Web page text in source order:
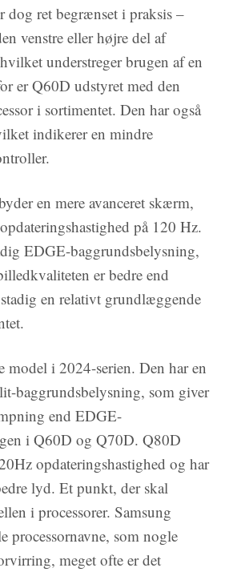
ret begrænset i praksis –
venstre eller højre del af
understreger brugen af en
er Q60D udstyret med den
i sortimentet. Den har også
indikerer en mindre
en mere avanceret skærm,
på 120 Hz.
EDGE-baggrundsbelysning,
er bedre end
en relativt grundlæggende
model i 2024-serien. Den har en
baggrundsbelysning, som giver
end EDGE-
i Q60D og Q70D. Q80D
opdateringshastighed og har
lyd. Et punkt, der skal
i processorer. Samsung
processornavne, som nogle
meget ofte er det